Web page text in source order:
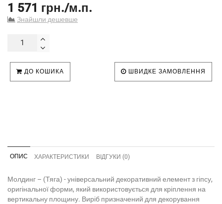
1 571 грн./м.п.
Знайшли дешевше
ДО КОШИКА ШВИДКЕ ЗАМОВЛЕННЯ
ОПИС ХАРАКТЕРИСТИКИ ВІДГУКИ (0)
Молдинг – (Тяга) - універсальний декоративний елемент з гіпсу,
оригінальної форми, який використовується для кріплення на
вертикальну площину. Виріб призначений для декорування